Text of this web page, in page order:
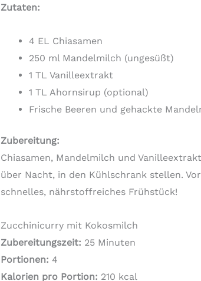
Zutaten:
4 EL Chiasamen
250 ml Mandelmilch (ungesüßt)
1 TL Vanilleextrakt
1 TL Ahornsirup (optional)
Frische Beeren und gehackte
Zubereitung:
Chiasamen, Mandelmilch und
über Nacht, in den Kühlschrank stellen.
schnelles, nährstoffreiches Frühstück!
Zucchinicurry mit Kokosmilch
Zubereitungszeit: 25 Minuten
Portionen: 4
Kalorien pro Portion: 210 kcal